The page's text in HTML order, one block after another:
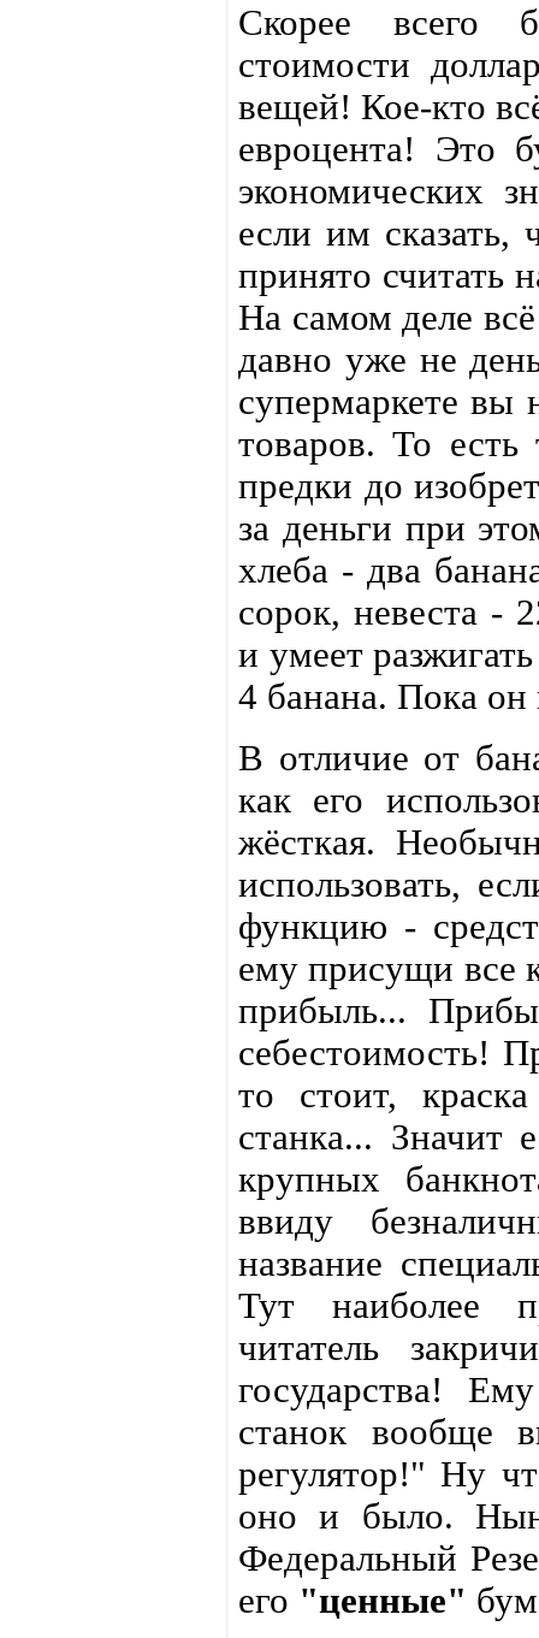
Скорее всего
стоимости
вещей! Кое-кто
евроцента! Это
экономических
если им сказать,
принято считать
На самом деле
давно уже не
супермаркете вы
товаров. То
предки до
за деньги при
хлеба - два
сорок, невеста -
и умеет
4 банана. Пока
В отличие от
как его
жёсткая.
использовать,
функцию -
ему присущи все
прибыль...
себестоимость!
то стоит,
станка... Значит
крупных
ввиду
название
Тут наиболее
читатель
государства!
станок вообще
регулятор!" Ну
оно и было.
Федеральный
его "ценные"